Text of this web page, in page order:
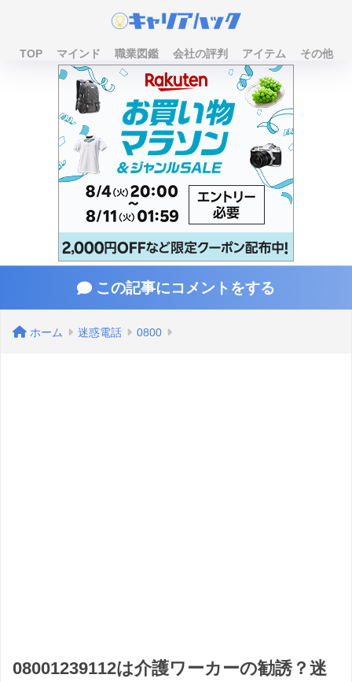
TOP マインド 職業図鑑 会社の評判 アイテム その他
この記事にコメントをする
ホーム 迷惑電話 0800
08001239112は介護ワーカーの勧誘？迷